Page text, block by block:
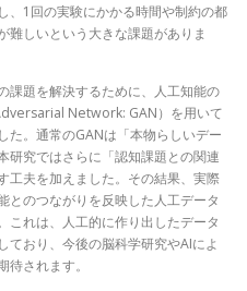
、1回の実験にかかる時間や制約の都
難しいという大きな課題がありま
課題を解決するために、人工知能の
Network: GAN）を用いて
た。通常のGANは「本物らしいデー
研究ではさらに「認知課題との関連
工夫を加えました。その結果、実際
とのつながりを反映した人工データ
これは、人工的に作り出したデータ
ており、今後の脳科学研究やAIによ
されます。